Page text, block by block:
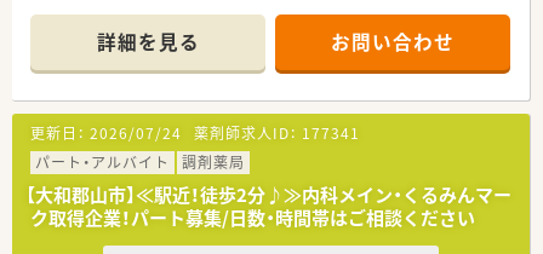
■ボトムアップを大切にする会社です。在宅推進チームや学会
発表チーム、マニュアルチームなど手上げ式で有志を募り、やり
たい仕事をしてもらいながら社内を活気付けたいという考えで
す。
■ライフワークバランスも重視されており、有休取得率100％、
育休取得・復帰率100％、平均残業時間7ｈ/月、離職率5％など従
業員満足度は非常に高いです。
■ボトムアップ・地域連携・ライフワークバランスを実現してい
る結果、「優良企業ガイド 2018」にて奈良県1位を獲得！
詳細を見る お問い合わせ
更新日： 2026/07/24 薬剤師求人ID： 177341
パート・アルバイト
調剤薬局
【大和郡山市】≪駅近！徒歩2分♪≫内科メイン・くるみんマー
ク取得企業！パート募集/日数・時間帯はご相談ください